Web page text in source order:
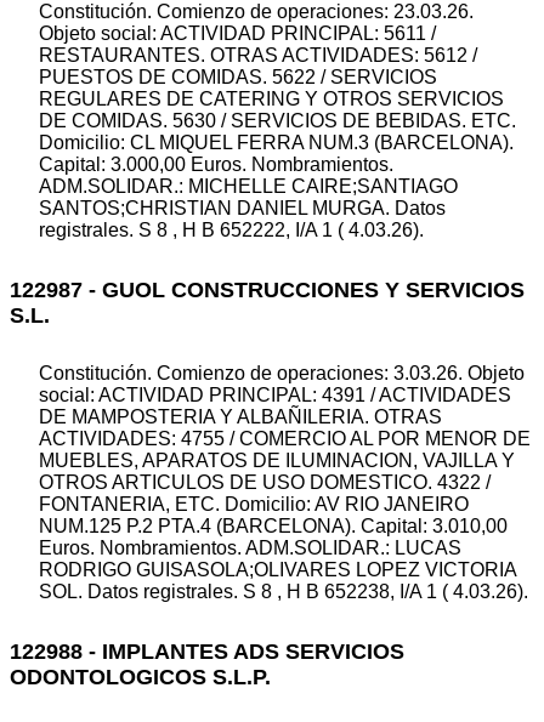
Constitución. Comienzo de operaciones: 23.03.26.
Objeto social: ACTIVIDAD PRINCIPAL: 5611 /
RESTAURANTES. OTRAS ACTIVIDADES: 5612 /
PUESTOS DE COMIDAS. 5622 / SERVICIOS
REGULARES DE CATERING Y OTROS SERVICIOS
DE COMIDAS. 5630 / SERVICIOS DE BEBIDAS. ETC.
Domicilio: CL MIQUEL FERRA NUM.3 (BARCELONA).
Capital: 3.000,00 Euros. Nombramientos.
ADM.SOLIDAR.: MICHELLE CAIRE;SANTIAGO
SANTOS;CHRISTIAN DANIEL MURGA. Datos
registrales. S 8 , H B 652222, I/A 1 ( 4.03.26).
122987 - GUOL CONSTRUCCIONES Y SERVICIOS
S.L.
Constitución. Comienzo de operaciones: 3.03.26. Objeto
social: ACTIVIDAD PRINCIPAL: 4391 / ACTIVIDADES
DE MAMPOSTERIA Y ALBAÑILERIA. OTRAS
ACTIVIDADES: 4755 / COMERCIO AL POR MENOR DE
MUEBLES, APARATOS DE ILUMINACION, VAJILLA Y
OTROS ARTICULOS DE USO DOMESTICO. 4322 /
FONTANERIA, ETC. Domicilio: AV RIO JANEIRO
NUM.125 P.2 PTA.4 (BARCELONA). Capital: 3.010,00
Euros. Nombramientos. ADM.SOLIDAR.: LUCAS
RODRIGO GUISASOLA;OLIVARES LOPEZ VICTORIA
SOL. Datos registrales. S 8 , H B 652238, I/A 1 ( 4.03.26).
122988 - IMPLANTES ADS SERVICIOS
ODONTOLOGICOS S.L.P.